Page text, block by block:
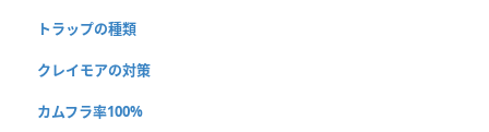
トラップの種類
クレイモアの対策
カムフラ率100%